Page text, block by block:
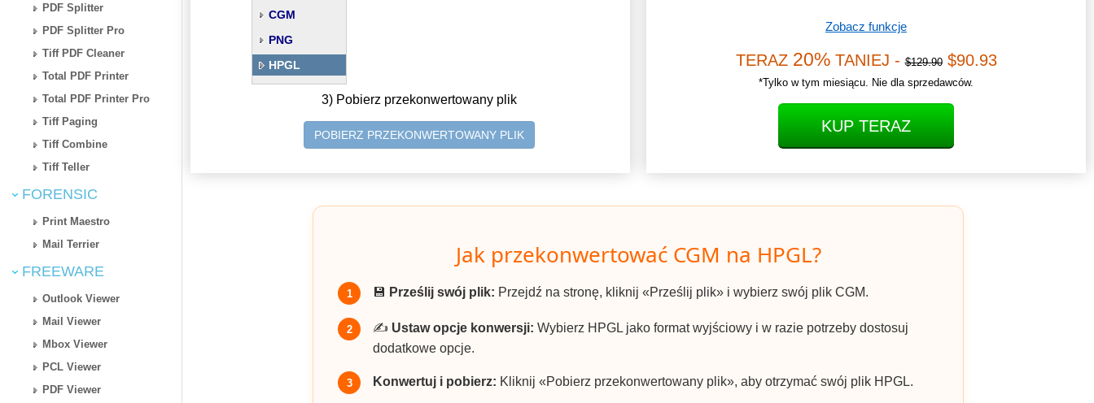
PDF Splitter
PDF Splitter Pro
Tiff PDF Cleaner
Total PDF Printer
Total PDF Printer Pro
Tiff Paging
Tiff Combine
Tiff Teller
FORENSIC
Print Maestro
Mail Terrier
FREEWARE
Outlook Viewer
Mail Viewer
Mbox Viewer
PCL Viewer
PDF Viewer
CGM
PNG
HPGL
3) Pobierz przekonwertowany plik
POBIERZ PRZEKONWERTOWANY PLIK
Zobacz funkcje
TERAZ 20%TANIEJ -$129.90$90.93
*Tylko w tym miesiącu. Nie dla sprzedawców.
KUP TERAZ
Jak przekonwertować CGM na HPGL?
1 💾 Prześlij swój plik: Przejdź na stronę, kliknij «Prześlij plik» i wybierz swój plik CGM.
2 ✍️ Ustaw opcje konwersji: Wybierz HPGL jako format wyjściowy i w razie potrzeby dostosuj
dodatkowe opcje.
3 Konwertuj i pobierz: Kliknij «Pobierz przekonwertowany plik», aby otrzymać swój plik HPGL.